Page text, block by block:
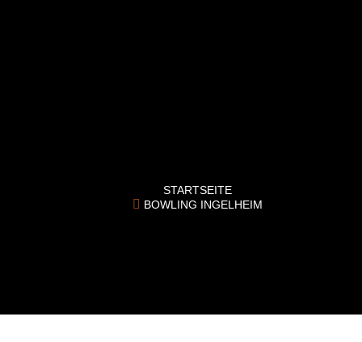
STARTSEITE
BOWLING INGELHEIM